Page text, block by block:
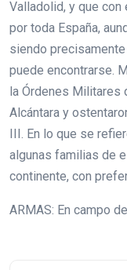
Valladolid, y que
por toda España,
siendo
puede encontrarse.
la Órdenes Militares
Alcántara y
III. En lo que se
algunas familias de
continente, con
ARMAS: En campo